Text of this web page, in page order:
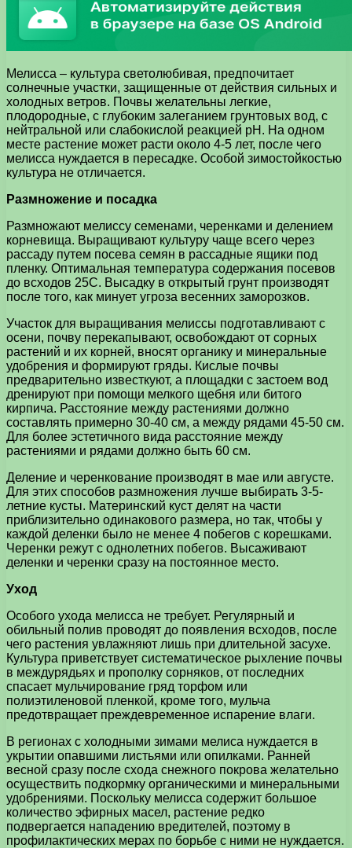
Мелисса – культура светолюбивая, предпочитает
солнечные участки, защищенные от действия сильных и
холодных ветров. Почвы желательны легкие,
плодородные, с глубоким залеганием грунтовых вод, с
нейтральной или слабокислой реакцией рН. На одном
месте растение может расти около 4-5 лет, после чего
мелисса нуждается в пересадке. Особой зимостойкостью
культура не отличается.
Размножение и посадка
Размножают мелиссу семенами, черенками и делением
корневища. Выращивают культуру чаще всего через
рассаду путем посева семян в рассадные ящики под
пленку. Оптимальная температура содержания посевов
до всходов 25С. Высадку в открытый грунт производят
после того, как минует угроза весенних заморозков.
Участок для выращивания мелиссы подготавливают с
осени, почву перекапывают, освобождают от сорных
растений и их корней, вносят органику и минеральные
удобрения и формируют гряды. Кислые почвы
предварительно известкуют, а площадки с застоем вод
дренируют при помощи мелкого щебня или битого
кирпича. Расстояние между растениями должно
составлять примерно 30-40 см, а между рядами 45-50 см.
Для более эстетичного вида расстояние между
растениями и рядами должно быть 60 см.
Деление и черенкование производят в мае или августе.
Для этих способов размножения лучше выбирать 3-5-
летние кусты. Материнский куст делят на части
приблизительно одинакового размера, но так, чтобы у
каждой деленки было не менее 4 побегов с корешками.
Черенки режут с однолетних побегов. Высаживают
деленки и черенки сразу на постоянное место.
Уход
Особого ухода мелисса не требует. Регулярный и
обильный полив проводят до появления всходов, после
чего растения увлажняют лишь при длительной засухе.
Культура приветствует систематическое рыхление почвы
в междурядьях и прополку сорняков, от последних
спасает мульчирование гряд торфом или
полиэтиленовой пленкой, кроме того, мульча
предотвращает преждевременное испарение влаги.
В регионах с холодными зимами мелиса нуждается в
укрытии опавшими листьями или опилками. Ранней
весной сразу после схода снежного покрова желательно
осуществить подкормку органическими и минеральными
удобрениями. Поскольку мелисса содержит большое
количество эфирных масел, растение редко
подвергается нападению вредителей, поэтому в
профилактических мерах по борьбе с ними не нуждается.